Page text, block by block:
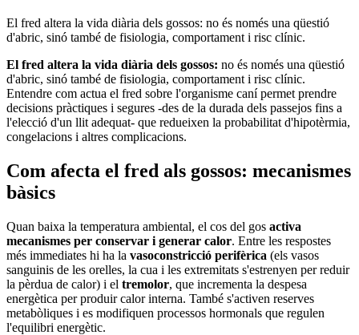
El fred altera la vida diària dels gossos: no és només una qüestió
d'abric, sinó també de fisiologia, comportament i risc clínic.
El fred altera la vida diària dels gossos: no és només una qüestió
d'abric, sinó també de fisiologia, comportament i risc clínic.
Entendre com actua el fred sobre l'organisme caní permet prendre
decisions pràctiques i segures -des de la durada dels passejos fins a
l'elecció d'un llit adequat- que redueixen la probabilitat d'hipotèrmia,
congelacions i altres complicacions.
Com afecta el fred als gossos: mecanismes
bàsics
Quan baixa la temperatura ambiental, el cos del gos activa
mecanismes per conservar i generar calor. Entre les respostes
més immediates hi ha la vasoconstricció perifèrica (els vasos
sanguinis de les orelles, la cua i les extremitats s'estrenyen per reduir
la pèrdua de calor) i el tremolor, que incrementa la despesa
energètica per produir calor interna. També s'activen reserves
metabòliques i es modifiquen processos hormonals que regulen
l'equilibri energètic.